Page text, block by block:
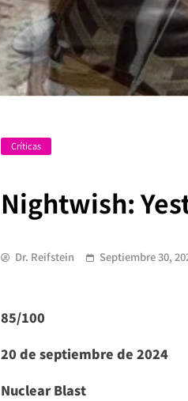
Críticas
Nightwish:
Dr. Reifstein Septiembre 30,
85/100
20 de septiembre de 2024
Nuclear Blast